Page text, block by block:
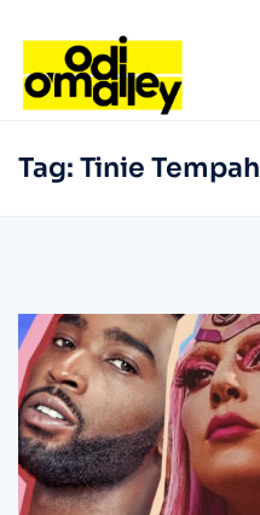
Tag: Tinie Tempah